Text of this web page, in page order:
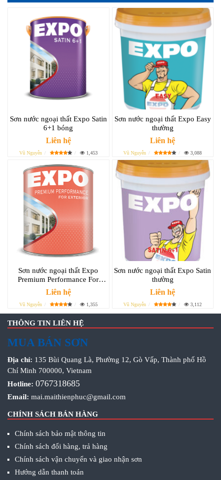
Sơn nước ngoại thất Expo Satin
6+1 bóng
Liên hệ
Vũ Nguyễn 1,453
Sơn nước ngoại thất Expo Easy
thường
Liên hệ
Vũ Nguyễn 3,088
Sơn nước ngoại thất Expo
Premium Performance For
Exterior bóng nhẹ
Liên hệ
Vũ Nguyễn 1,355
Sơn nước ngoại thất Expo Satin
thường
Liên hệ
Vũ Nguyễn 3,112
THÔNG TIN LIÊN HỆ
MUA BÁN SƠN
Địa chỉ: 135 Bùi Quang Là, Phường 12, Gò Vấp, Thành phố Hồ
Chí Minh 700000, Vietnam
Hotline: 0767318685
Email: mai.maithienphuc@gmail.com
CHÍNH SÁCH BÁN HÀNG
Chính sách bảo mật thông tin
Chính sách đổi hàng, trả hàng
Chính sách vận chuyển và giao nhận sơn
Hướng dẫn thanh toán